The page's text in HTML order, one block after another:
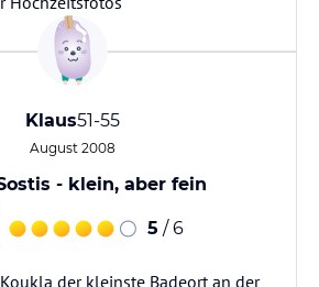
Klaus51-55
August 2008
- klein, aber fein
5 / 6
der kleinste Badeort an der